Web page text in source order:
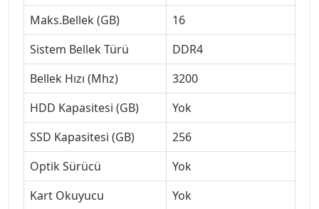
Maks.Bellek (GB)
16
Sistem Bellek Türü
DDR4
Bellek Hızı (Mhz)
3200
HDD Kapasitesi (GB)
Yok
SSD Kapasitesi (GB)
256
Optik Sürücü
Yok
Kart Okuyucu
Yok